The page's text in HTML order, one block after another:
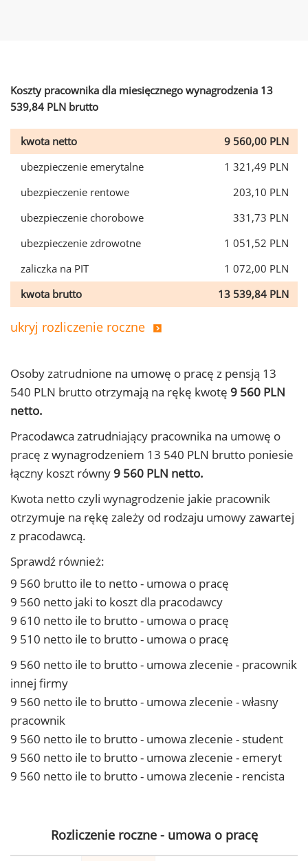
Koszty pracownika dla miesięcznego wynagrodzenia 13
539,84 PLN brutto
kwota netto
9 560,00 PLN
ubezpieczenie emerytalne
1 321,49 PLN
ubezpieczenie rentowe
203,10 PLN
ubezpieczenie chorobowe
331,73 PLN
ubezpieczenie zdrowotne
1 051,52 PLN
zaliczka na PIT
1 072,00 PLN
kwota brutto
13 539,84 PLN
ukryj rozliczenie roczne
Osoby zatrudnione na umowę o pracę z pensją 13
540 PLN brutto otrzymają na rękę kwotę 9 560 PLN
netto.
Pracodawca zatrudniający pracownika na umowę o
pracę z wynagrodzeniem 13 540 PLN brutto poniesie
łączny koszt równy 9 560 PLN netto.
Kwota netto czyli wynagrodzenie jakie pracownik
otrzymuje na rękę zależy od rodzaju umowy zawartej
z pracodawcą.
Sprawdź również:
9 560 brutto ile to netto - umowa o pracę
9 560 netto jaki to koszt dla pracodawcy
9 610 netto ile to brutto - umowa o pracę
9 510 netto ile to brutto - umowa o pracę
9 560 netto ile to brutto - umowa zlecenie - pracownik
innej firmy
9 560 netto ile to brutto - umowa zlecenie - własny
pracownik
9 560 netto ile to brutto - umowa zlecenie - student
9 560 netto ile to brutto - umowa zlecenie - emeryt
9 560 netto ile to brutto - umowa zlecenie - rencista
Rozliczenie roczne - umowa o pracę